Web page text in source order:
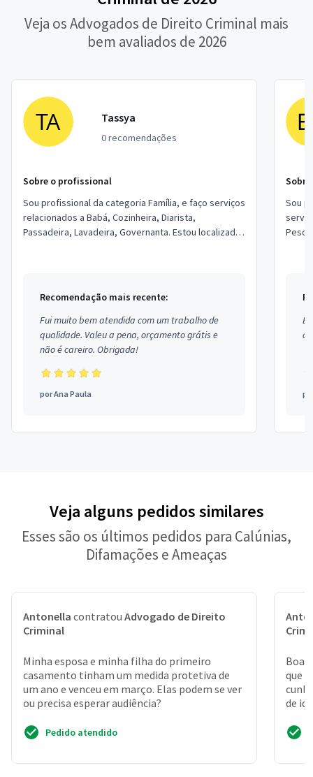
Veja os Advogados de Direito Criminal mais
bem avaliados de 2026
Tassya
0 recomendações
Sobre o profissional
Sou profissional da categoria Família, e faço serviços
relacionados a Babá, Cozinheira, Diarista,
Passadeira, Lavadeira, Governanta. Estou localizado
Recomendação mais recente:
Fui muito bem atendida com um trabalho de
qualidade. Valeu a pena, orçamento grátis e
não é careiro. Obrigada!
porAna Paula
Sou
Veja alguns pedidos similares
Esses são os últimos pedidos para Calúnias,
Difamações e Ameaças
Antonella contratou Advogado de Direito
Criminal
Minha esposa e minha filha do primeiro
casamento tinham um medida protetiva de
um ano e venceu em março. Elas podem se ver
ou precisa esperar audiência?
Pedido atendido
Boa
que
de